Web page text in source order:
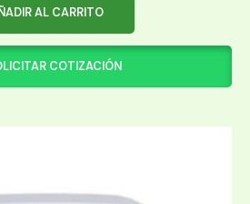
AL CARRITO
COTIZACIÓN